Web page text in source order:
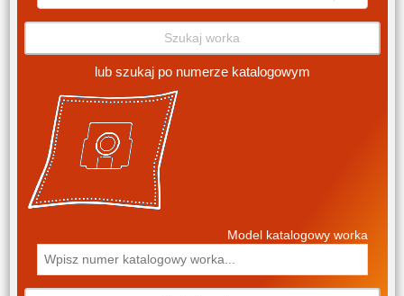
Szukaj worka
lub szukaj po numerze katalogowym
Model katalogowy worka